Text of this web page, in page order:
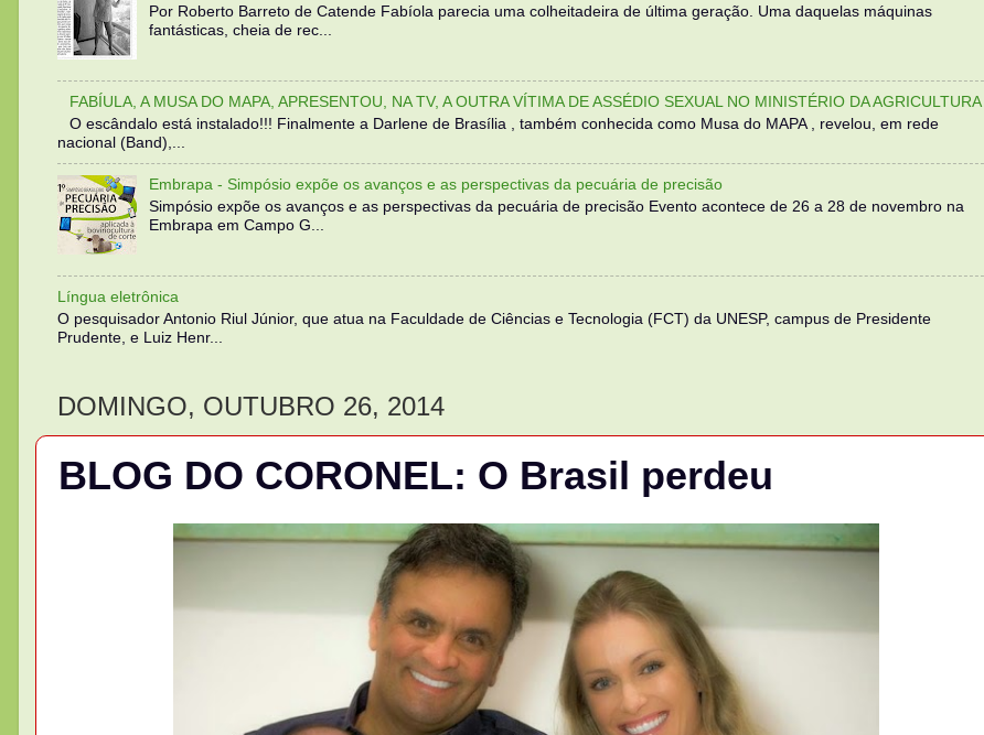
Por Roberto Barreto de Catende Fabíola parecia uma colheitadeira de última geração. Uma daquelas máquinas
fantásticas, cheia de rec...
FABÍULA, A MUSA DO MAPA, APRESENTOU, NA TV, A OUTRA VÍTIMA DE ASSÉDIO SEXUAL NO MINISTÉRIO DA AGRICULTURA
O escândalo está instalado!!! Finalmente a Darlene de Brasília , também conhecida como Musa do MAPA , revelou, em rede
nacional (Band),...
Embrapa - Simpósio expõe os avanços e as perspectivas da pecuária de precisão
Simpósio expõe os avanços e as perspectivas da pecuária de precisão Evento acontece de 26 a 28 de novembro na
Embrapa em Campo G...
Língua eletrônica
O pesquisador Antonio Riul Júnior, que atua na Faculdade de Ciências e Tecnologia (FCT) da UNESP, campus de Presidente
Prudente, e Luiz Henr...
DOMINGO, OUTUBRO 26, 2014
BLOG DO CORONEL: O Brasil perdeu